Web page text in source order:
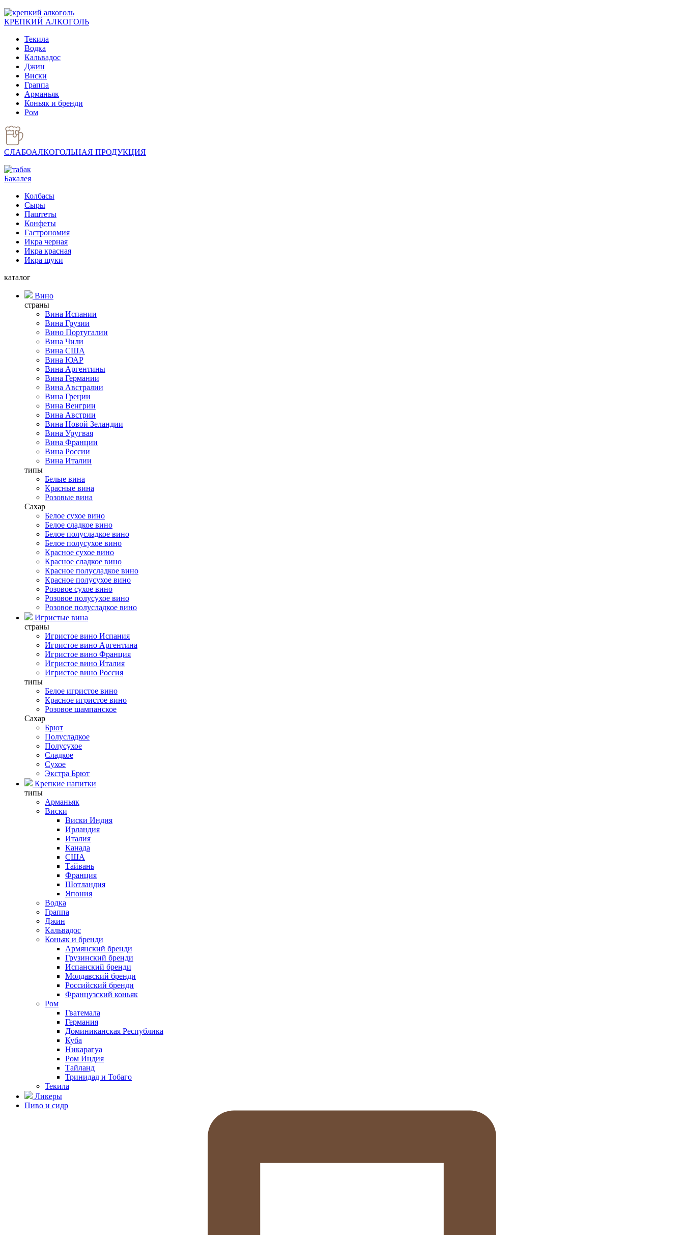
КРЕПКИЙ АЛКОГОЛЬ
Текила
Водка
Кальвадос
Джин
Виски
Граппа
Арманьяк
Коньяк и бренди
Ром
СЛАБОАЛКОГОЛЬНАЯ ПРОДУКЦИЯ
Бакалея
Колбасы
Сыры
Паштеты
Конфеты
Гастрономия
Икра черная
Икра красная
Икра щуки
каталог
Вино
страны
Вина Испании
Вина Грузии
Вино Португалии
Вина Чили
Вина США
Вина ЮАР
Вина Аргентины
Вина Германии
Вина Австралии
Вина Греции
Вина Венгрии
Вина Австрии
Вина Новой Зеландии
Вина Уругвая
Вина Франции
Вина России
Вина Италии
типы
Белые вина
Красные вина
Розовые вина
Сахар
Белое сухое вино
Белое сладкое вино
Белое полусладкое вино
Белое полусухое вино
Красное сухое вино
Красное сладкое вино
Красное полусладкое вино
Красное полусухое вино
Розовое сухое вино
Розовое полусухое вино
Розовое полусладкое вино
Игристые вина
страны
Игристое вино Испания
Игристое вино Аргентина
Игристое вино Франция
Игристое вино Италия
Игристое вино Россия
типы
Белое игристое вино
Красное игристое вино
Розовое шампанское
Сахар
Брют
Полусладкое
Полусухое
Сладкое
Сухое
Экстра Брют
Крепкие напитки
типы
Арманьяк
Виски
Виски Индия
Ирландия
Италия
Канада
США
Тайвань
Франция
Шотландия
Япония
Водка
Граппа
Джин
Кальвадос
Коньяк и бренди
Армянский бренди
Грузинский бренди
Испанский бренди
Молдавский бренди
Российский бренди
Французский коньяк
Ром
Гватемала
Германия
Доминиканская Республика
Куба
Никарагуа
Ром Индия
Тайланд
Тринидад и Тобаго
Текила
Ликеры
Пиво и сидр